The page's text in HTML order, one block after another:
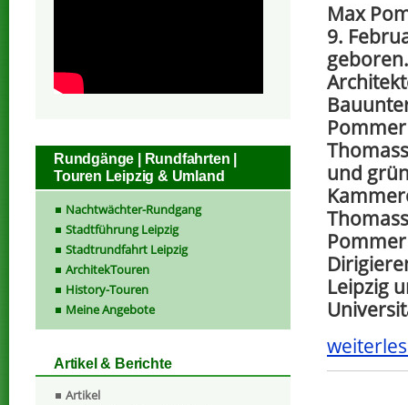
Max
9.
und
Leipzig
Rundgänge | Rundfahrten |
Touren Leipzig & Umland
Nachtwächter-Rundgang
Stadtführung Leipzig
Stadtrundfahrt Leipzig
ArchitekTouren
History-Touren
Meine Angebote
Artikel & Berichte
Artikel